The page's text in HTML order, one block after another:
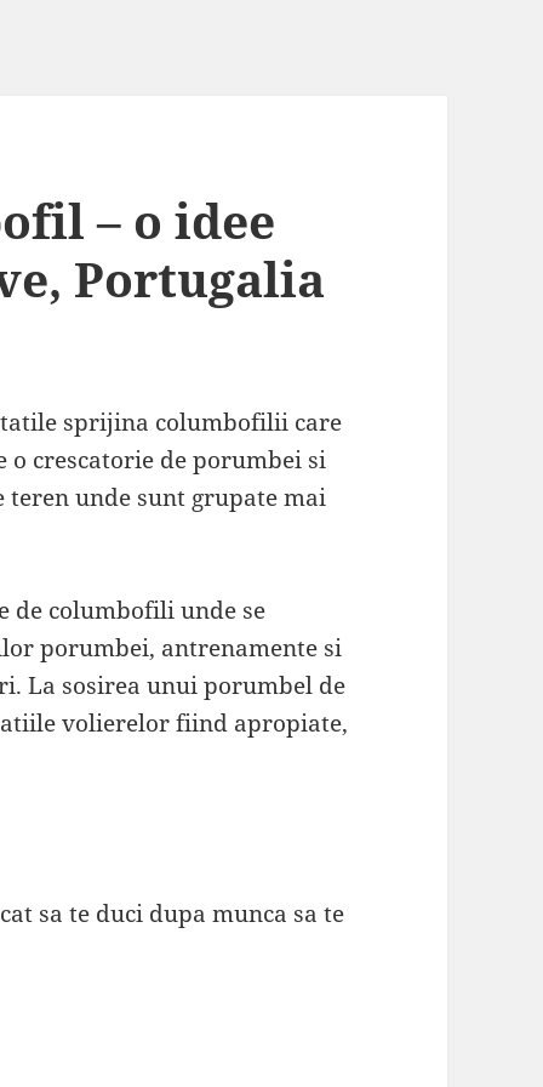
– o idee
Portugalia
sprijina columbofilii care
crescatorie de porumbei si
unde sunt grupate mai
de columbofili unde se
porumbei, antrenamente si
La sosirea unui porumbel de
volierelor fiind apropiate,
sa te duci dupa munca sa te